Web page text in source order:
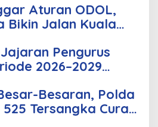
Aturan ODOL,
Bikin Jalan Kuala
Pengurus
2026–2029
Besaran, Polda
Tersangka Curat,